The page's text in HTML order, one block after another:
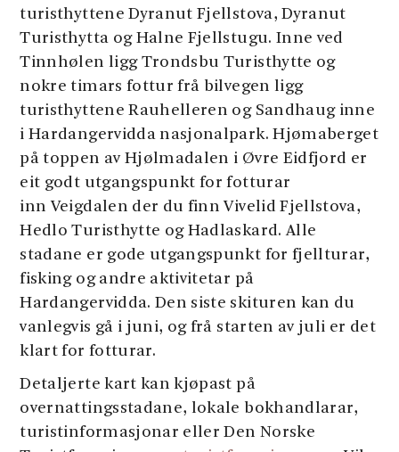
turisthyttene Dyranut Fjellstova, Dyranut
Turisthytta og Halne Fjellstugu. Inne ved
Tinnhølen ligg Trondsbu Turisthytte og
nokre timars fottur frå bilvegen ligg
turisthyttene Rauhelleren og Sandhaug inne
i Hardangervidda nasjonalpark. Hjømaberget
på toppen av Hjølmadalen i Øvre Eidfjord er
eit godt utgangspunkt for fotturar
inn Veigdalen der du finn Vivelid Fjellstova,
Hedlo Turisthytte og Hadlaskard. Alle
stadane er gode utgangspunkt for fjellturar,
fisking og andre aktivitetar på
Hardangervidda. Den siste skituren kan du
vanlegvis gå i juni, og frå starten av juli er det
klart for fotturar.
Detaljerte kart kan kjøpast på
overnattingsstadane, lokale bokhandlarar,
turistinformasjonar eller Den Norske